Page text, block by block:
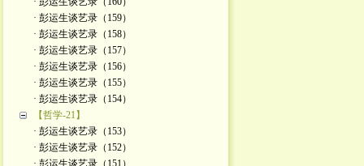
· 彭运生谈艺录（159）
· 彭运生谈艺录（158）
· 彭运生谈艺录（157）
· 彭运生谈艺录（156）
· 彭运生谈艺录（155）
· 彭运生谈艺录（154）
【哲学-21】
· 彭运生谈艺录（153）
· 彭运生谈艺录（152）
· 彭运生谈艺录（151）